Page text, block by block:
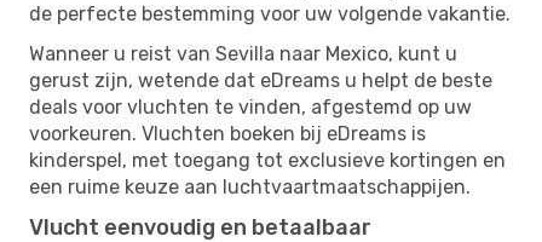
de perfecte bestemming voor uw volgende vakantie.
Wanneer u reist van Sevilla naar Mexico, kunt u
gerust zijn, wetende dat eDreams u helpt de beste
deals voor vluchten te vinden, afgestemd op uw
voorkeuren. Vluchten boeken bij eDreams is
kinderspel, met toegang tot exclusieve kortingen en
een ruime keuze aan luchtvaartmaatschappijen.
Vlucht eenvoudig en betaalbaar